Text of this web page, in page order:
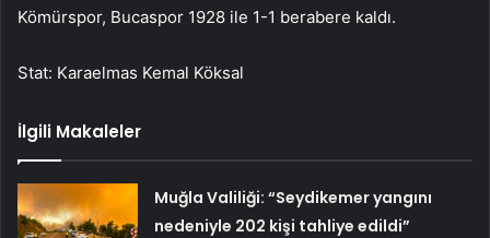
Kömürspor, Bucaspor 1928 ile 1-1 berabere kaldı.
Stat: Karaelmas Kemal Köksal
İlgili Makaleler
Muğla Valiliği: “Seydikemer yangını
nedeniyle 202 kişi tahliye edildi”